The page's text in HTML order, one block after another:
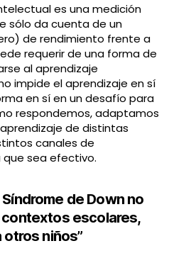
es una medición
sólo da cuenta de un
de rendimiento frente a
requerir de una forma de
al aprendizaje
impide el aprendizaje en sí
en sí en un desafío para
respondemos, adaptamos
de distintas
canales de
sea efectivo.
de Down no
escolares,
niños”